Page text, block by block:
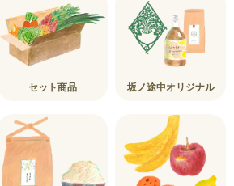
セット商品 坂ノ途中オリジナル